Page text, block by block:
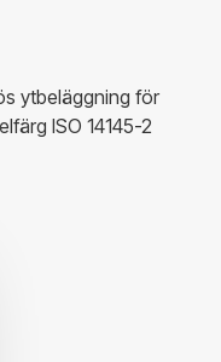
ytbeläggning för
ISO 14145-2